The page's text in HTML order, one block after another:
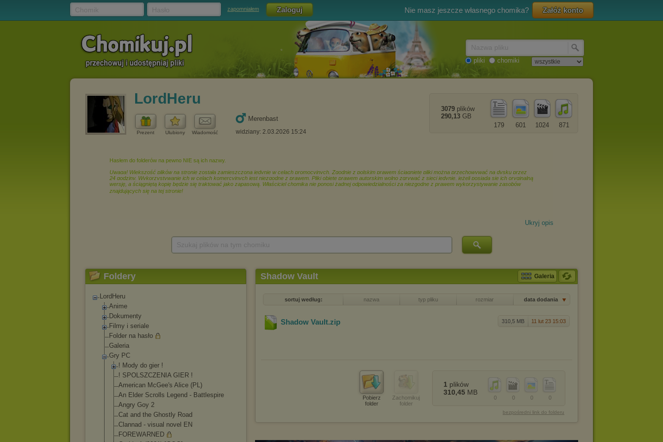
zapomniałem Nie masz jeszcze własnego chomika? Załóż konto
pliki chomiki
LordHeru
Prezent Ulubiony Wiadomość
Merenbast
widziany: 2.03.2026 15:24
871
1024
601
179
3079 plików
290,13 GB
Ukryj opis
Foldery
LordHeru
Anime
Dokumenty
Filmy i seriale
Folder na hasło
Galeria
Gry PC
! Mody do gier !
! SPOLSZCZENIA GIER !
American McGee's Alice (PL)
An Elder Scrolls Legend - Battlespire
Angry Goy 2
Cat and the Ghostly Road
Clannad - visual novel EN
FOREWARNED
Shadow Vault Galeria
sortuj według: nazwa typ pliku rozmiar data dodania
310,5 MB 11 lut 23 15:03
Shadow Vault.zip
Pobierz
folder
Zachomikuj
folder
0
0
0
0
1 plików
310,45 MB
bezpośredni link do folderu